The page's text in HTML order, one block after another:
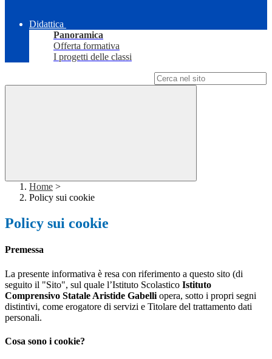
Didattica
Panoramica
Offerta formativa
I progetti delle classi
Home >
Policy sui cookie
Policy sui cookie
Premessa
La presente informativa è resa con riferimento a questo sito (di
seguito il "Sito", sul quale l’Istituto Scolastico Istituto
Comprensivo Statale Aristide Gabelli opera, sotto i propri segni
distintivi, come erogatore di servizi e Titolare del trattamento dati
personali.
Cosa sono i cookie?